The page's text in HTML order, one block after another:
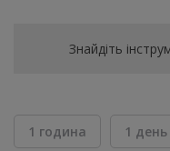
Знайдіть
1 година 1 день